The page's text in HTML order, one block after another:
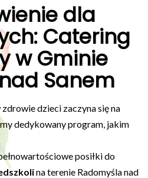
dla
Catering
w Gminie
Sanem
dzieci zaczyna się na
dedykowany program, jakim
posiłki do
na terenie Radomyśla nad